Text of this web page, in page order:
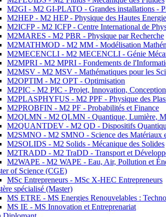
M2GI - M2 GI-PLATO - Grandes installations -
M2HEP - M2 HEP - Physique des Hautes
M2ICFP - M2 ICFP - Centre International de
M2MARES - M2 PBR - Physique par Recherche
M2MATHMOD - M2 MM - Modélisation
M2MECENCLI - M2 MECENCLI - Génie
M2MPRI - M2 MPRI - Fondements de
M2MSV - M2 MSV - Mathématiques pour les
M2OPTIM - M2 OPT - Optimisation
M2PIC - M2 PIC - Projet, Innovation, Conception
M2PLASPHYFUS - M2 PPF - Physique des
M2PROBFIN - M2 PF - Probabilités et Finance
M2QLMN - M2 QLMN - Quantique, Lumière,
M2QUANTDEV - M2 QD - Dispositifs
M2SMNO - M2 SMNO - Science des Matériaux
M2SOLIDS - M2 Solids - Mécanique des Solides
M2TRADD - M2 TraDD - Transport et
M2WAPE - M2 WAPE - Eau, Air, Pollution et
of Science (CGE)
MSc Entrepreneurs - MSc X-HEC Entrepreneurs
spécialisé (Master)
MS ETRE - MS Energies Renouvelables :
MS IE - MS Innovation et Entreprenariat